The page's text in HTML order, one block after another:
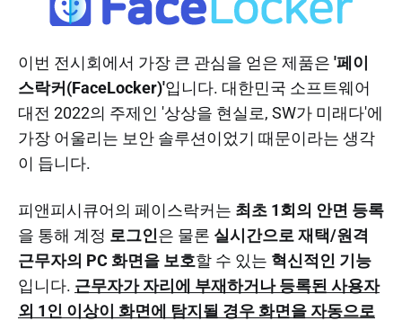
이번 전시회에서 가장 큰 관심을 얻은 제품은 '페이
스락커(FaceLocker)'입니다. 대한민국 소프트웨어
대전 2022의 주제인 '상상을 현실로, SW가 미래다'에
가장 어울리는 보안 솔루션이었기 때문이라는 생각
이 듭니다.
피앤피시큐어의 페이스락커는 최초 1회의 안면 등록
을 통해 계정 로그인은 물론 실시간으로 재택/원격
근무자의 PC 화면을 보호할 수 있는 혁신적인 기능
입니다. 근무자가 자리에 부재하거나 등록된 사용자
외 1인 이상이 화면에 탐지될 경우 화면을 자동으로